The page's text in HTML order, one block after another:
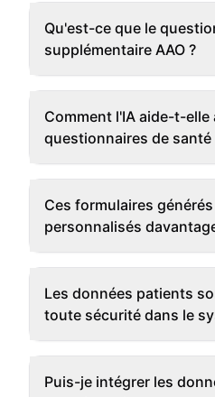
Qu'est-ce que le
supplémentaire AAO ?
Comment l'IA aide-t-elle
questionnaires de santé
Ces formulaires
personnalisés
Les données patients
toute sécurité dans le
Puis-je intégrer les